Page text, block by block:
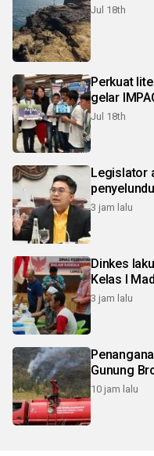
Jul 18th
Perkuat
gelar
Jul 18th
Legislator
3 jam lalu
Dinkes lakukan
Kelas I
3 jam lalu
Gunung
10 jam lalu